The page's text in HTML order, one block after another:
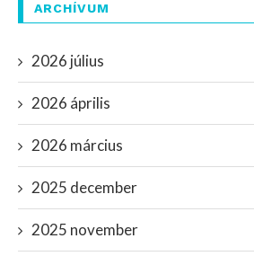
ARCHÍVUM
2026 július
2026 április
2026 március
2025 december
2025 november